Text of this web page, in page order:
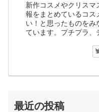
新作コスメやクリス
報をまとめているコス
い！と思ったものを
ています。プチプラ、
最近の投稿